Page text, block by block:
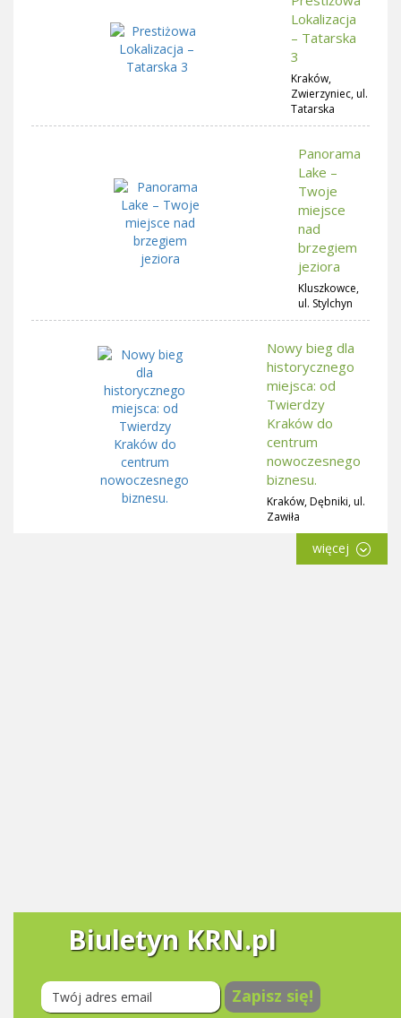
Lokalizacja
– Tatarska
3
Kraków,
Zwierzyniec, ul.
Tatarska
Panorama
Lake –
Twoje
miejsce
nad
brzegiem
jeziora
Kluszkowce,
ul. Stylchyn
Nowy bieg dla
historycznego
miejsca: od
Twierdzy
Kraków do
centrum
nowoczesnego
biznesu.
Kraków, Dębniki, ul.
Zawiła
więcej
Biuletyn KRN.pl
Zapisz się!